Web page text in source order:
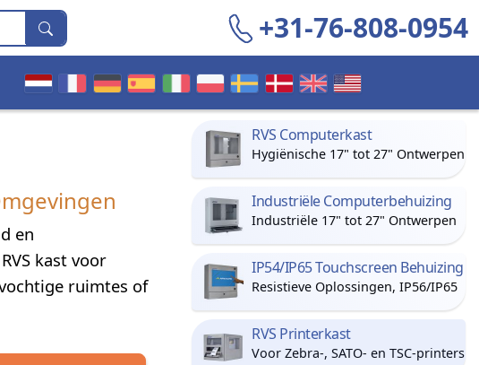
+31-76-808-0954
en
kast voor
ruimtes of
RVS Computerkast
Hygiënische 17" tot 27" Ontwerpen
Industriële Computerbehuizing
Industriële 17" tot 27" Ontwerpen
IP54/IP65 Touchscreen Behuizing
Resistieve Oplossingen, IP56/IP65
RVS Printerkast
Voor Zebra-, SATO- en TSC-printers